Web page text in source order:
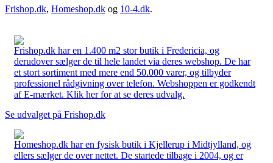
Frishop.dk, Homeshop.dk og 10-4.dk.
Frishop.dk har en 1.400 m2 stor butik i Fredericia, og
derudover sælger de til hele landet via deres webshop. De har
et stort sortiment med mere end 50.000 varer, og tilbyder
professionel rådgivning over telefon. Webshoppen er godkendt
af E-mærket. Klik her for at se deres udvalg.
Se udvalget på Frishop.dk
Homeshop.dk har en fysisk butik i Kjellerup i Midtjylland, og
ellers sælger de over nettet. De startede tilbage i 2004, og er